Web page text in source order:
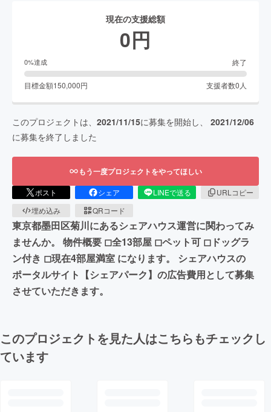
現在の支援総額
0円
0%達成 終了
目標金額150,000円 支援者数0 人
このプロジェクトは、 2021/11/15に募集を開始し、 2021/12/06
に募集を終了しました
もう一度プロジェクトをやってほしい
ポスト シェア LINEで送る
URLコピー
埋め込み
QRコード
東京都墨田区菊川にあるシェアハウス運営に関わってみ
ませんか。 物件概要 ◻︎全13部屋 ◻︎ペット可 ◻︎ドッグラ
ン付き ◻︎現在4部屋満室 になります。 シェアハウスの
ポータルサイト【シェアパーク】の広告費用として募集
させていただきます。
このプロジェクトを見た人はこちらもチェックし
ています